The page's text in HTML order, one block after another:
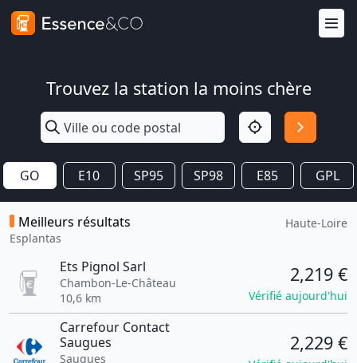
Trouvez la station la moins chère
GO E10 SP95 SP98 E85 GPL
Meilleurs résultats
Esplantas
Haute-Loire
Ets Pignol Sarl
Chambon-Le-Château
10,6 km
2,219 €
Vérifié aujourd'hui
Carrefour Contact
Saugues
Saugues
2,229 €